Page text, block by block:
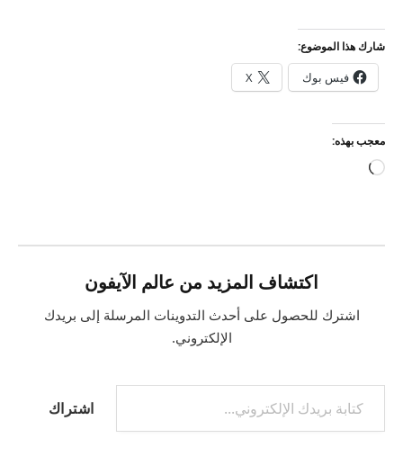
شارك هذا الموضوع:
فيس بوك X
معجب بهذه:
جاري
اكتشاف المزيد من عالم الآيفون
اشترك للحصول على أحدث التدوينات المرسلة إلى بريدك
الإلكتروني.
كتابة بريدك الإلكتروني...
اشتراك